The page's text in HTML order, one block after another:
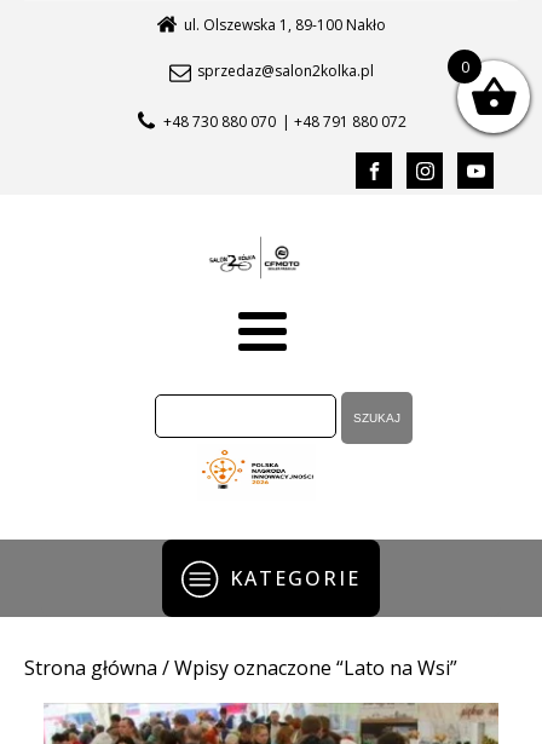
ul. Olszewska 1, 89-100 Nakło
sprzedaz@salon2kolka.pl
+48 730 880 070 | +48 791 880 072
KATEGORIE
Strona główna / Wpisy oznaczone “Lato na Wsi”
0